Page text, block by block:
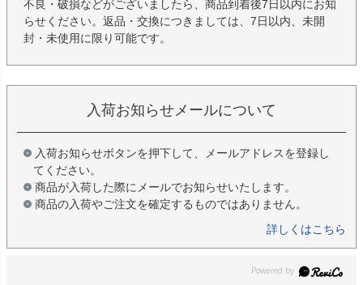
不良・破損などがございましたら、商品到着後7日以内にお知
らせください。返品・交換につきましては、7日以内、未開
封・未使用に限り可能です。
入荷お知らせメールについて
入荷お知らせボタンを押下して、メールアドレスを登録し
てください。
商品が入荷した際にメールでお知らせいたします。
商品の入荷やご注文を確定するものではありません。
詳しくはこちら